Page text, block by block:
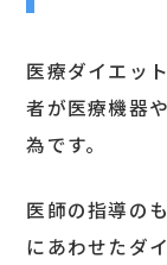
医療ダイエッ
者が医療機器
為です。
医師の指導の
にあわせたダ